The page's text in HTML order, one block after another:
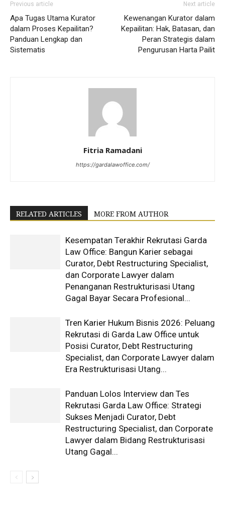
Previous article
Apa Tugas Utama Kurator
dalam Proses Kepailitan?
Panduan Lengkap dan
Sistematis
Next article
Kewenangan Kurator dalam
Kepailitan: Hak, Batasan, dan
Peran Strategis dalam
Pengurusan Harta Pailit
Fitria Ramadani
https://gardalawoffice.com/
RELATED ARTICLES MORE FROM AUTHOR
Kesempatan Terakhir Rekrutasi Garda
Law Office: Bangun Karier sebagai
Curator, Debt Restructuring Specialist,
dan Corporate Lawyer dalam
Penanganan Restrukturisasi Utang
Gagal Bayar Secara Profesional...
Tren Karier Hukum Bisnis 2026: Peluang
Rekrutasi di Garda Law Office untuk
Posisi Curator, Debt Restructuring
Specialist, dan Corporate Lawyer dalam
Era Restrukturisasi Utang...
Panduan Lolos Interview dan Tes
Rekrutasi Garda Law Office: Strategi
Sukses Menjadi Curator, Debt
Restructuring Specialist, dan Corporate
Lawyer dalam Bidang Restrukturisasi
Utang Gagal...